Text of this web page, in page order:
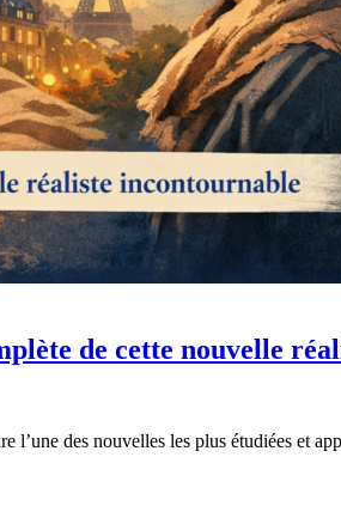
de cette nouvelle
l’une des nouvelles les plus étudiées et